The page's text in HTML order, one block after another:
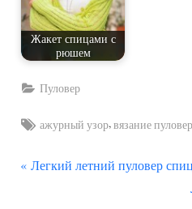
Жакет спицами с
рюшем
Пуловер
Tags:
ажурный узор,вязание
Навигация
П
Легкий летний пуловер